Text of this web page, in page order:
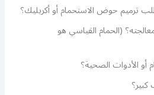
ترميم حوض الاستحمام أو أكريليك؟
(الحمام القياسي هو
أو الأدوات الصحية؟